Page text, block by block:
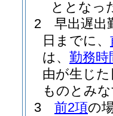
ととなっ
2
早出遅出
日までに、
は、 勤務時
由が生じ
ものとみ
3
前2項の